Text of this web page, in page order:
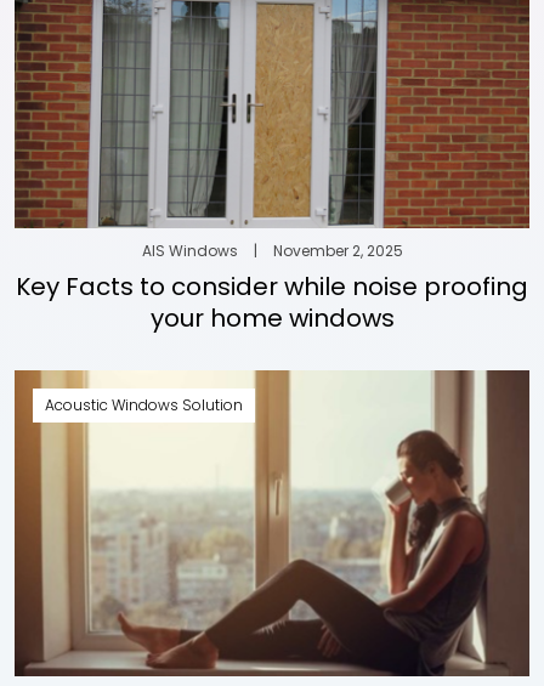
AIS Windows | November 2, 2025
Key Facts to consider while noise proofing
your home windows
Acoustic Windows Solution